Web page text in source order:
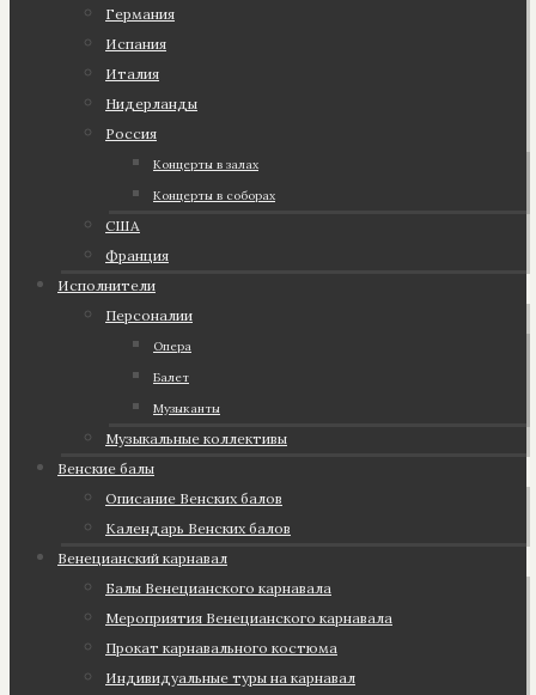
Германия
Испания
Италия
Нидерланды
Россия
Концерты в залах
Концерты в соборах
США
Франция
Исполнители
Персоналии
Опера
Балет
Музыканты
Музыкальные коллективы
Венские балы
Описание Венских балов
Календарь Венских балов
Венецианский карнавал
Балы Венецианского карнавала
Мероприятия Венецианского карнавала
Прокат карнавального костюма
Индивидуальные туры на карнавал